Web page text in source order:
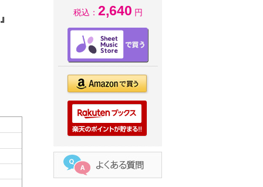
税込： 2,640 円